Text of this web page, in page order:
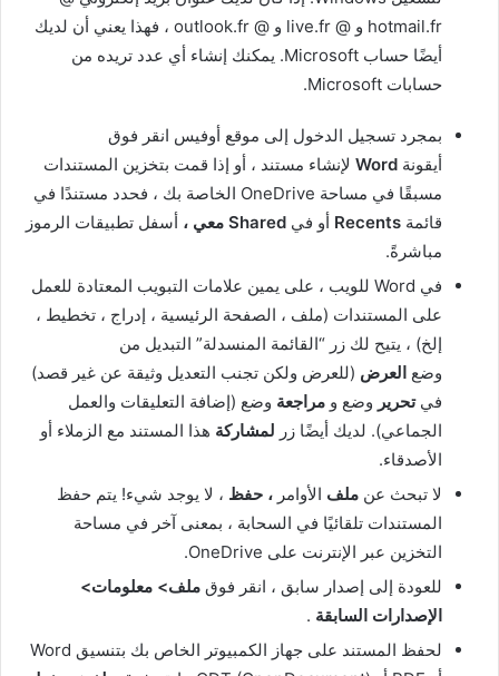
hotmail.fr و @ live.fr و @ outlook.fr ، فهذا يعني أن لديك
أيضًا حساب Microsoft. يمكنك إنشاء أي عدد تريده من
حسابات Microsoft.
بمجرد تسجيل الدخول إلى موقع أوفيس انقر فوق
أيقونة Word لإنشاء مستند ، أو إذا قمت بتخزين المستندات
مسبقًا في مساحة OneDrive الخاصة بك ، فحدد مستندًا في
قائمة Recents أو في Shared معي ،
أسفل تطبيقات الرموز
مباشرةً.
في Word للويب ، على يمين علامات التبويب المعتادة للعمل
على المستندات (ملف ، الصفحة الرئيسية ، إدراج ، تخطيط ،
إلخ) ، يتيح لك زر “القائمة المنسدلة” التبديل من
وضع العرض (للعرض ولكن تجنب التعديل وثيقة عن غير قصد)
فيتحرير وضع و مراجعة وضع (إضافة التعليقات والعمل
الجماعي). لديك أيضًا زر لمشاركة هذا المستند مع الزملاء أو
الأصدقاء.
لا تبحث عن ملف الأوامر ، حفظ ، لا يوجد شيء! يتم حفظ
المستندات تلقائيًا في السحابة ، بمعنى آخر في مساحة
التخزين عبر الإنترنت على OneDrive.
للعودة إلى إصدار سابق ، انقر فوق ملف> معلومات>
الإصدارات السابقة .
لحفظ المستند على جهاز الكمبيوتر الخاص بك بتنسيق Word